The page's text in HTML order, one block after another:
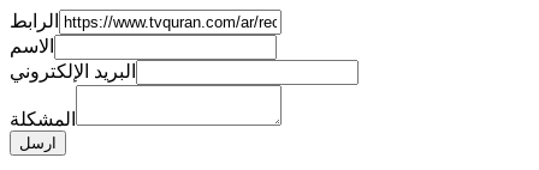
الرابط
الاسم
البريد الإلكتروني
المشكلة
ارسل